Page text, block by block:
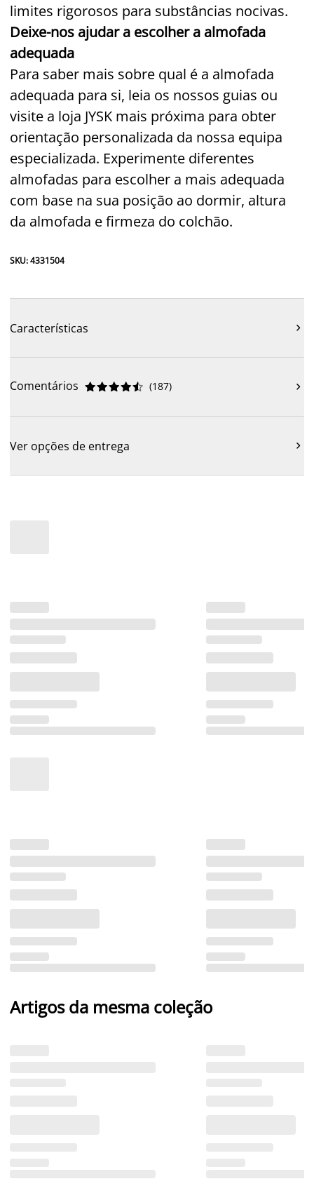
limites rigorosos para substâncias nocivas.
Deixe-nos ajudar a escolher a almofada
adequada
Para saber mais sobre qual é a almofada
adequada para si, leia os nossos guias ou
visite a loja JYSK mais próxima para obter
orientação personalizada da nossa equipa
especializada. Experimente diferentes
almofadas para escolher a mais adequada
com base na sua posição ao dormir, altura
da almofada e firmeza do colchão.
SKU: 4331504
Características 
Comentários 




 (187) 
Ver opções de entrega 
Artigos da mesma coleção